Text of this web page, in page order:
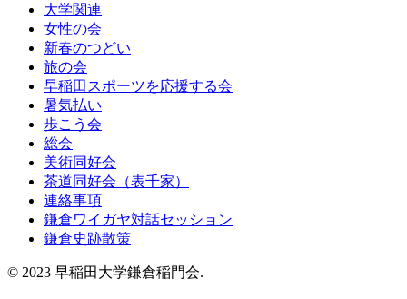
大学関連
女性の会
新春のつどい
旅の会
早稲田スポーツを応援する会
暑気払い
歩こう会
総会
美術同好会
茶道同好会（表千家）
連絡事項
鎌倉ワイガヤ対話セッション
鎌倉史跡散策
© 2023 早稲田大学鎌倉稲門会.